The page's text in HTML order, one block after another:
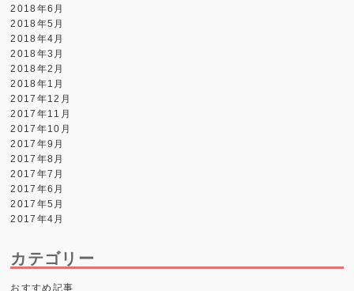
2018年6月
2018年5月
2018年4月
2018年3月
2018年2月
2018年1月
2017年12月
2017年11月
2017年10月
2017年9月
2017年8月
2017年7月
2017年6月
2017年5月
2017年4月
カテゴリー
おすすめ記事